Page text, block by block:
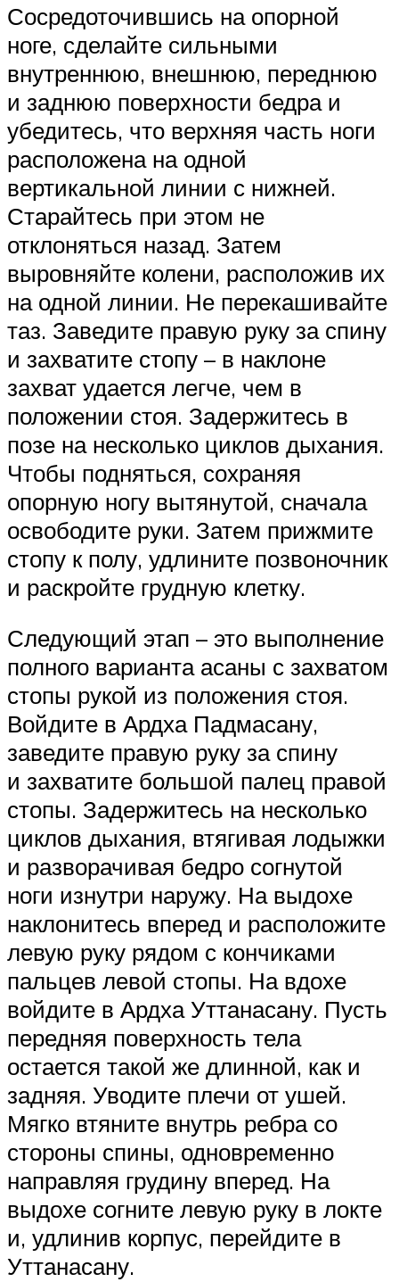
Сосредоточившись на опорной
ноге, сделайте сильными
внутреннюю, внешнюю, переднюю
и заднюю поверхности бедра и
убедитесь, что верхняя часть ноги
расположена на одной
вертикальной линии с нижней.
Старайтесь при этом не
отклоняться назад. Затем
выровняйте колени, расположив их
на одной линии. Не перекашивайте
таз. Заведите правую руку за спину
и захватите стопу – в наклоне
захват удается легче, чем в
положении стоя. Задержитесь в
позе на несколько циклов дыхания.
Чтобы подняться, сохраняя
опорную ногу вытянутой, сначала
освободите руки. Затем прижмите
стопу к полу, удлините позвоночник
и раскройте грудную клетку.
Следующий этап – это выполнение
полного варианта асаны с захватом
стопы рукой из положения стоя.
Войдите в Ардха Падмасану,
заведите правую руку за спину
и захватите большой палец правой
стопы. Задержитесь на несколько
циклов дыхания, втягивая лодыжки
и разворачивая бедро согнутой
ноги изнутри наружу. На выдохе
наклонитесь вперед и расположите
левую руку рядом с кончиками
пальцев левой стопы. На вдохе
войдите в Ардха Уттанасану. Пусть
передняя поверх­ность тела
остается такой же длинной, как и
задняя. Уводите плечи от ушей.
Мягко втяните внутрь ребра со
стороны спины, одновременно
направляя грудину вперед. На
выдохе согните левую руку в локте
и, удлинив корпус, перейдите в
Уттанасану.